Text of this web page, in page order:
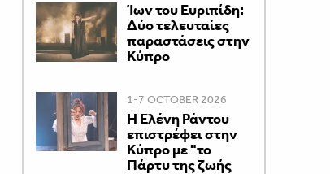
Ίων του Ευριπίδη:
Δύο τελευταίες
παραστάσεις στην
Κύπρο
1-7 OCTOBER 2026
H Ελένη Ράντου
επιστρέφει στην
Κύπρο με "το
Πάρτυ της ζωής